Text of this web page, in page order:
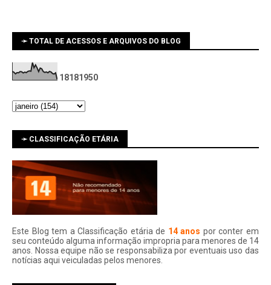
➛ TOTAL DE ACESSOS E ARQUIVOS DO BLOG
1 81 81 950
➛ CLASSIFICAÇÃO ETÁRIA
Este Blog tem a Classificação etária de 14 anos por conter em
seu conteúdo alguma informação impropria para menores de 14
anos. Nossa equipe não se responsabiliza por eventuais uso das
notí­cias aqui veiculadas pelos menores.